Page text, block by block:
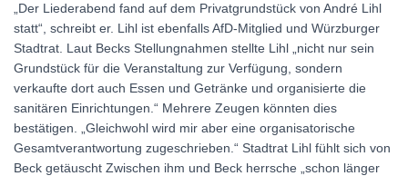
„Der Liederabend fand auf dem Privatgrundstück von André Lihl
statt“, schreibt er. Lihl ist ebenfalls AfD-Mitglied und Würzburger
Stadtrat. Laut Becks Stellungnahmen stellte Lihl „nicht nur sein
Grundstück für die Veranstaltung zur Verfügung, sondern
verkaufte dort auch Essen und Getränke und organisierte die
sanitären Einrichtungen.“ Mehrere Zeugen könnten dies
bestätigen. „Gleichwohl wird mir aber eine organisatorische
Gesamtverantwortung zugeschrieben.“ Stadtrat Lihl fühlt sich von
Beck getäuscht Zwischen ihm und Beck herrsche „schon länger